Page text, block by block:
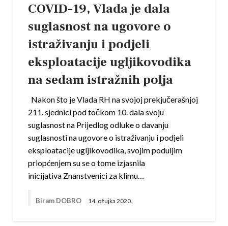
COVID-19, Vlada je dala
suglasnost na ugovore o
istraživanju i podjeli
eksploatacije ugljikovodika
na sedam istražnih polja
Nakon što je Vlada RH na svojoj prekjučerašnjoj
211. sjednici pod točkom 10. dala svoju
suglasnost na Prijedlog odluke o davanju
suglasnosti na ugovore o istraživanju i podjeli
eksploatacije ugljikovodika, svojim poduljim
priopćenjem su se o tome izjasnila
inicijativa Znanstvenici za klimu…
Biram DOBRO 14. ožujka 2020.